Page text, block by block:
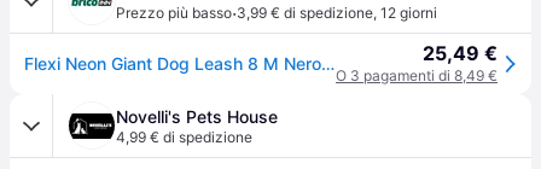
Prezzo più basso·3,99 € di spedizione, 12 giorni
Flexi Neon Giant Dog Leash 8 M Nero S-M 25,49 €
O 3 pagamenti di 8,49 €
Novelli's Pets House
4,99 € di spedizione